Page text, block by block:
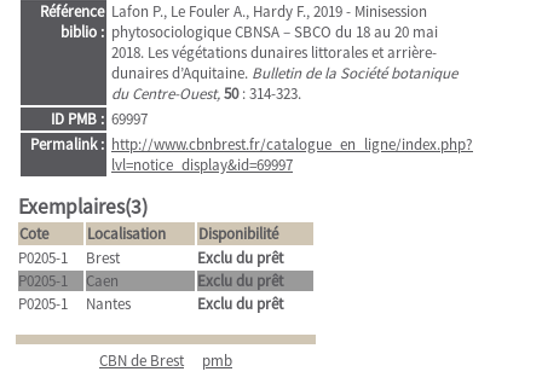
Référence
biblio :
Lafon P., Le Fouler A., Hardy F., 2019 - Minisession
phytosociologique CBNSA – SBCO du 18 au 20 mai
2018. Les végétations dunaires littorales et arrière-
dunaires d’Aquitaine. Bulletin de la Société botanique
du Centre-Ouest,50: 314-323.
ID PMB : 69997
Permalink : http://www.cbnbrest.fr/catalogue_en_ligne/index.php?
lvl=notice_display&id=69997
Exemplaires(3)
Cote Localisation
Disponibilité
P0205-1
Brest
Exclu du prêt
P0205-1
Caen
Exclu du prêt
P0205-1
Nantes Exclu du prêt
CBN de Brest pmb